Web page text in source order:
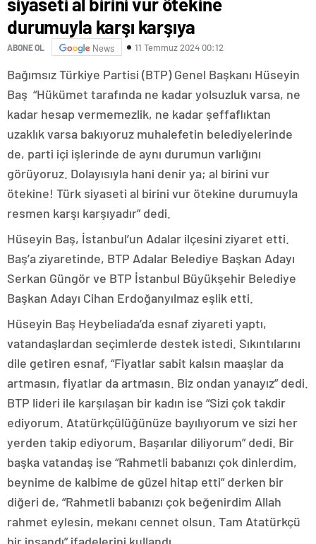
durumuyla karşı karşıya
ABONE OL News 11 Temmuz 2024 00:12
Bağımsız Türkiye Partisi (BTP) Genel Başkanı Hüseyin
Baş “Hükümet tarafında ne kadar yolsuzluk varsa, ne
kadar hesap vermemezlik, ne kadar şeffaflıktan
uzaklık varsa bakıyoruz muhalefetin belediyelerinde
de, parti içi işlerinde de aynı durumun varlığını
görüyoruz. Dolayısıyla hani denir ya; al birini vur
ötekine! Türk siyaseti al birini vur ötekine durumuyla
resmen karşı karşıyadır” dedi.
Hüseyin Baş, İstanbul’un Adalar ilçesini ziyaret etti.
Baş’a ziyaretinde, BTP Adalar Belediye Başkan Adayı
Serkan Güngör ve BTP İstanbul Büyükşehir Belediye
Başkan Adayı Cihan Erdoğanyılmaz eşlik etti.
Hüseyin Baş Heybeliada’da esnaf ziyareti yaptı,
vatandaşlardan seçimlerde destek istedi. Sıkıntılarını
dile getiren esnaf, “Fiyatlar sabit kalsın maaşlar da
artmasın, fiyatlar da artmasın. Biz ondan yanayız” dedi.
BTP lideri ile karşılaşan bir kadın ise “Sizi çok takdir
ediyorum. Atatürkçülüğünüze bayılıyorum ve sizi her
yerden takip ediyorum. Başarılar diliyorum” dedi. Bir
başka vatandaş ise “Rahmetli babanızı çok dinlerdim,
beynime de kalbime de güzel hitap etti” derken bir
diğeri de, “Rahmetli babanızı çok beğenirdim Allah
rahmet eylesin, mekanı cennet olsun. Tam Atatürkçü